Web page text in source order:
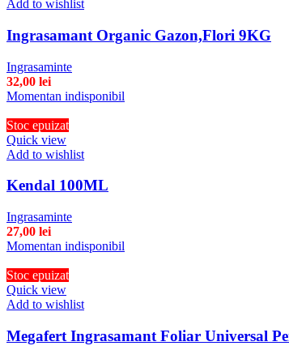
Add to wishlist
Ingrasamant Organic Gazon,Flori 9KG
Ingrasaminte
32,00 lei
Momentan indisponibil
Stoc epuizat
Quick view
Add to wishlist
Kendal 100ML
Ingrasaminte
27,00 lei
Momentan indisponibil
Stoc epuizat
Quick view
Add to wishlist
Megafert Ingrasamant Foliar Universal